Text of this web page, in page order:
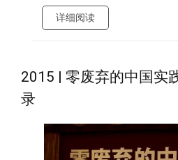
详细阅读
2015 | 零废弃的中国实
录